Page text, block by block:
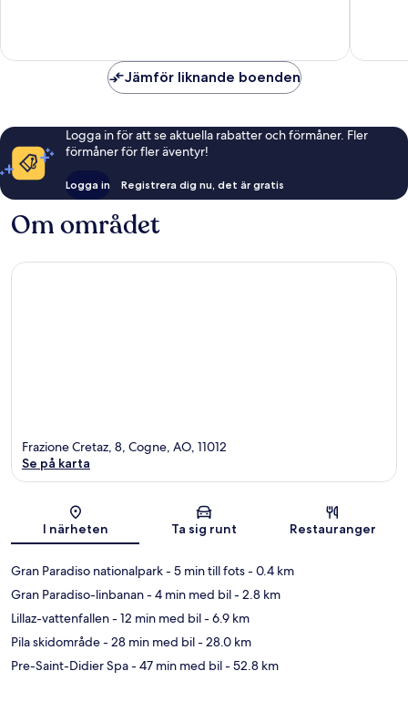
Jämför liknande boenden
Logga in för att se aktuella rabatter och förmåner. Fler
förmåner för fler äventyr!
Logga in Registrera dig nu, det är gratis
Om området
Karta
Frazione Cretaz, 8, Cogne, AO, 11012
Se på karta
I närheten Ta sig runt Restauranger
Gran Paradiso nationalpark- 5 min till fots- 0.4 km
Gran Paradiso-linbanan- 4 min med bil- 2.8 km
Lillaz-vattenfallen- 12 min med bil- 6.9 km
Pila skidområde- 28 min med bil- 28.0 km
Pre-Saint-Didier Spa- 47 min med bil- 52.8 km